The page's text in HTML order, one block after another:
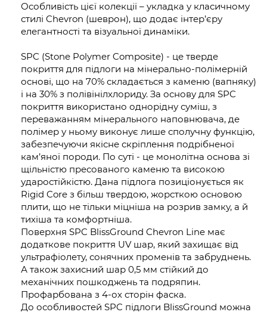
Особливість цієї колекції – укладка у класичному
стилі Chevron (шеврон), що додає інтер’єру
елегантності та візуальної динаміки.
SPC (Stone Polymer Composite) - це тверде
покриття для підлоги на мінерально-полімерній
основі, що на 70% складається з каменю (вапняку)
і на 30% з полівінілхлориду. За основу для SPC
покриття використано однорідну суміш, з
переважанням мінерального наповнювача, де
полімер у ньому виконує лише сполучну функцію,
забезпечуючи якісне скріплення подрібненої
кам’яної породи. По суті - це монолітна основа зі
щільністю пресованого каменю та високою
ударостійкістю. Дана підлога позиціонується як
Rigid Core з більш твердою, жорсткою основою
плити, що не тільки міцніша на розрив замку, а й
тихіша та комфортніша.
Поверхня SPC BlissGround Chevron Line має
додаткове покриття UV шар, який захищає від
ультрафіолету, сонячних променів та забруднень.
А також захисний шар 0,5 мм стійкий до
механічних пошкоджень та подряпин.
Профарбована з 4-ох сторін фаска.
До особливостей SPC підлоги BlissGround можна